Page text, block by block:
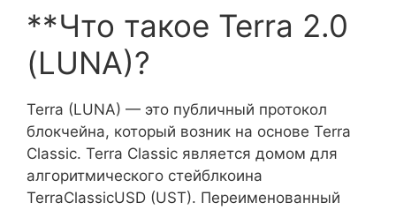
**Что такое Terra 2.0
(LUNA)?
Terra (LUNA) — это публичный протокол
блокчейна, который возник на основе Terra
Classic. Terra Classic является домом для
алгоритмического стейблкоина
TerraClassicUSD (UST). Переименованный